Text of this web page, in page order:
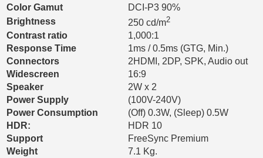
Color Gamut
DCI-P3 90%
Brightness
250 cd/m2
Contrast ratio
1,000:1
Response Time
1ms / 0.5ms (GTG, Min.)
Connectors
2HDMI, 2DP, SPK, Audio out
Widescreen
16:9
Speaker
2W x 2
Power Supply
(100V-240V)
Power Consumption
(Off) 0.3W, (Sleep) 0.5W
HDR:
HDR 10
Support
FreeSync Premium
Weight
7.1 Kg.